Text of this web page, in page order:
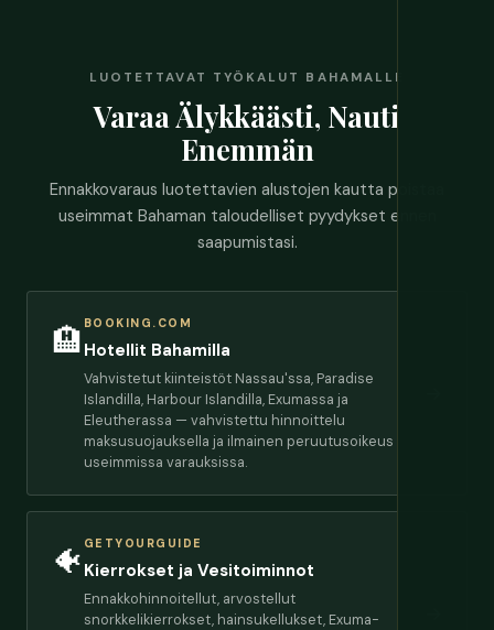
LUOTETTAVAT TYÖKALUT BAHAMALLE
Varaa Älykkäästi, Nauti
Enemmän
Ennakkovaraus luotettavien alustojen kautta poistaa
useimmat Bahaman taloudelliset pyydykset ennen
saapumistasi.
🏨 BOOKING.COM
Hotellit Bahamilla
Vahvistetut kiinteistöt Nassau'ssa, Paradise
Islandilla, Harbour Islandilla, Exumassa ja
Eleutherassa — vahvistettu hinnoittelu
maksusuojauksella ja ilmainen peruutusoikeus
useimmissa varauksissa.
🐠 GETYOURGUIDE
Kierrokset ja Vesitoiminnot
Ennakkohinnoitellut, arvostellut
snorkkelikierrokset, hainsukellukset, Exuma-